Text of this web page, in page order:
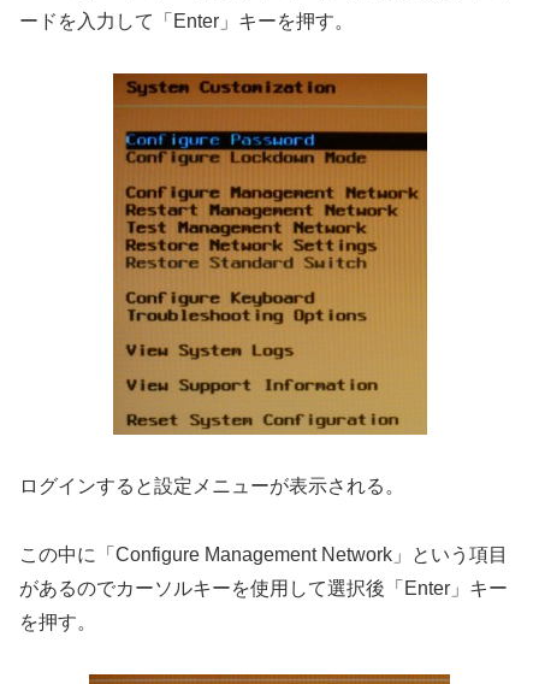
ードを入力して「Enter」キーを押す。
ログインすると設定メニューが表示される。
この中に「Configure Management Network」という項目
があるのでカーソルキーを使用して選択後「Enter」キー
を押す。